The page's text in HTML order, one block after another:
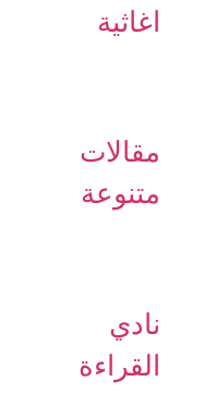
اغاثية
مقالات
متنوعة
نادي
القراءة